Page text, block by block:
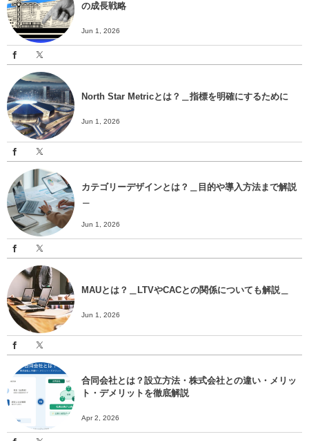
の成長戦略
Jun 1, 2026
North Star Metricとは？＿指標を明確にするために
Jun 1, 2026
カテゴリーデザインとは？＿目的や導入方法まで解説
Jun 1, 2026
MAUとは？＿LTVやCACとの関係についても解説＿
Jun 1, 2026
合同会社とは？設立方法・株式会社との違い・メリッ
ト・デメリットを徹底解説
Apr 2, 2026